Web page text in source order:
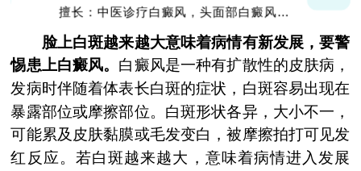
擅长：中医诊疗白癜风，头面部白癜风，青
脸上白斑越来越大意味着病情有新发展，要警
惕患上白癜风。 白癜风是一种有扩散性的皮肤病，
发病时伴随着体表长白斑的症状，白斑容易出现在
暴露部位或摩擦部位。白斑形状各异，大小不一，
可能累及皮肤黏膜或毛发变白，被摩擦拍打可见发
红反应。若白斑越来越大，意味着病情进入发展